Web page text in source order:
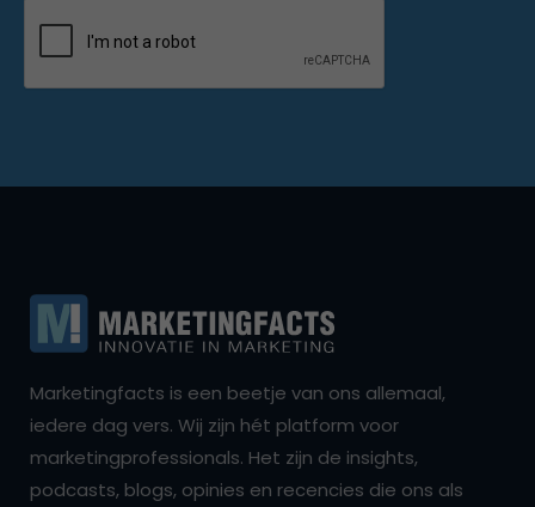
Marketingfacts is een beetje van ons allemaal,
iedere dag vers. Wij zijn hét platform voor
marketingprofessionals. Het zijn de insights,
podcasts, blogs, opinies en recencies die ons als